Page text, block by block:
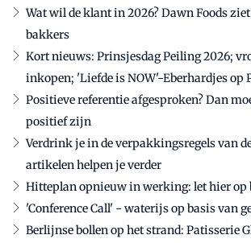
Wat wil de klant in 2026? Dawn Foods
bakkers
Kort nieuws: Prinsjesdag Peiling 2026;
inkopen; 'Liefde is NOW'-Eberhardjes op
Positieve referentie afgesproken? Dan
positief zijn
Verdrink je in de verpakkingsregels van
artikelen helpen je verder
Hitteplan opnieuw in werking: let hier op
'Conference Call' - waterijs op basis van
Berlijnse bollen op het strand: Patisserie